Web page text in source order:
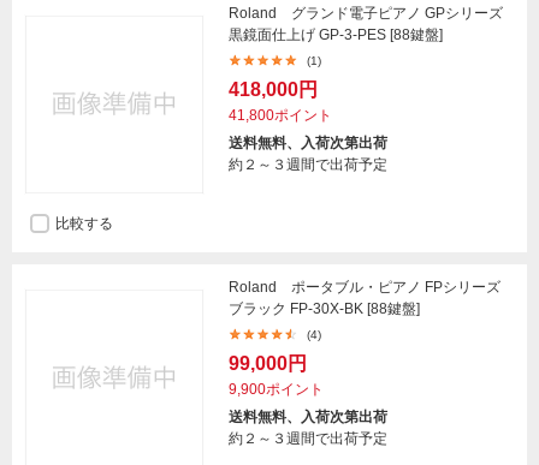
Roland グランド電子ピアノ GPシリーズ
黒鏡面仕上げ GP-3-PES [88鍵盤]
(1)
418,000円
41,800ポイント
送料無料、入荷次第出荷
約２～３週間で出荷予定
比較する
Roland ポータブル・ピアノ FPシリーズ
ブラック FP-30X-BK [88鍵盤]
(4)
99,000円
9,900ポイント
送料無料、入荷次第出荷
約２～３週間で出荷予定